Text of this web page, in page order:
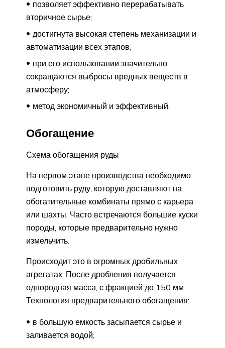
позволяет эффективно перерабатывать
вторичное сырье;
достигнута высокая степень механизации и
автоматизации всех этапов;
при его использовании значительно
сокращаются выбросы вредных веществ в
атмосферу;
метод экономичный и эффективный.
Обогащение
Схема обогащения руды
На первом этапе производства необходимо
подготовить руду, которую доставляют на
обогатительные комбинаты прямо с карьера
или шахты. Часто встречаются большие куски
породы, которые предварительно нужно
измельчить.
Происходит это в огромных дробильных
агрегатах. После дробления получается
однородная масса, с фракцией до 150 мм.
Технология предварительного обогащения:
в большую емкость засыпается сырье и
заливается водой;